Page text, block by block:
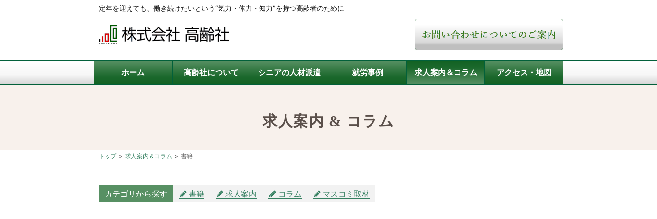
定年を迎えても、働き続けたいという“気力・体力・知力”を持つ高齢者のために
ホーム 高齢社について シニアの人材派遣 就労事例 求人案内＆コラム アクセス・地図
求人案内 & コラム
トップ 求人案内＆コラム 書籍
カテゴリから探す 書籍 求人案内 コラム マスコミ取材